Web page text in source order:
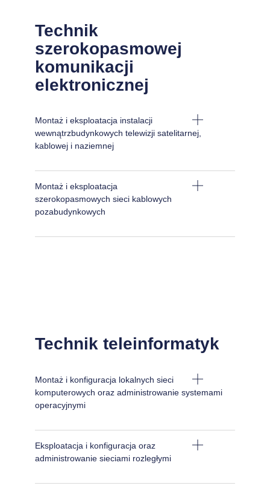
Technik
szerokopasmowej
komunikacji
elektronicznej
Montaż i eksploatacja instalacji
wewnątrzbudynkowych telewizji satelitarnej,
kablowej i naziemnej
Montaż i eksploatacja
szerokopasmowych sieci kablowych
pozabudynkowych
Technik teleinformatyk
Montaż i konfiguracja lokalnych sieci
komputerowych oraz administrowanie systemami
operacyjnymi
Eksploatacja i konfiguracja oraz
administrowanie sieciami rozległymi